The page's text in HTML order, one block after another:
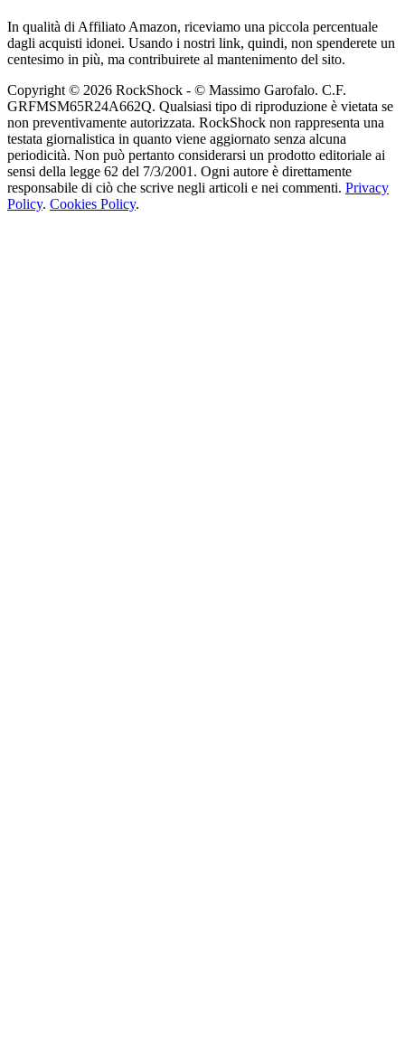
In qualità di Affiliato Amazon, riceviamo una piccola percentuale
dagli acquisti idonei. Usando i nostri link, quindi, non spenderete un
centesimo in più, ma contribuirete al mantenimento del sito.
Copyright © 2026 RockShock - © Massimo Garofalo. C.F.
GRFMSM65R24A662Q. Qualsiasi tipo di riproduzione è vietata se
non preventivamente autorizzata. RockShock non rappresenta una
testata giornalistica in quanto viene aggiornato senza alcuna
periodicità. Non può pertanto considerarsi un prodotto editoriale ai
sensi della legge 62 del 7/3/2001. Ogni autore è direttamente
responsabile di ciò che scrive negli articoli e nei commenti. Privacy
Policy. Cookies Policy.